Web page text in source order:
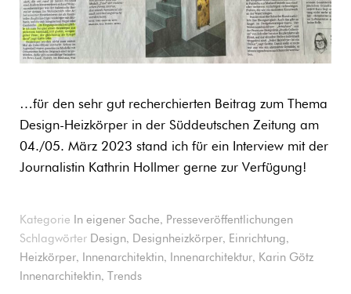
…für den sehr gut recherchierten Beitrag zum Thema
Design-Heizkörper in der Süddeutschen Zeitung am
04./05. März 2023 stand ich für ein Interview mit der
Journalistin Kathrin Hollmer gerne zur Verfügung!
Kategorie In eigener Sache, Presseveröffentlichungen
Schlagwörter Design, Designheizkörper, Einrichtung,
Heizkörper, Innenarchitektin, Innenarchitektur, Karin Götz
Innenarchitektin, Trends